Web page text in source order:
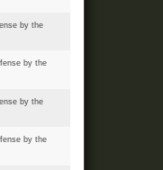
by the
by the
by the
by the